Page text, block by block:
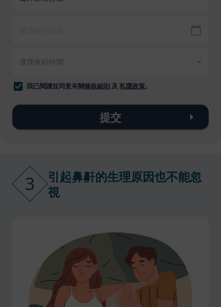
我已閱讀並同意有關條款細則 及 私隱政策。
提交
3
引起鼻鼾的生理原因也不能忽
視